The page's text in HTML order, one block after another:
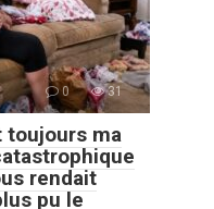
0 31
toujours ma
rendait
pu le